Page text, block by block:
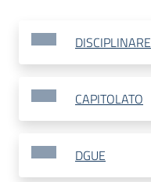
DISCIPLINARE
CAPITOLATO
DGUE